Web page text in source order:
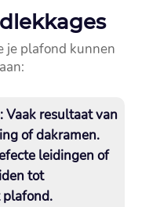
je plafond kunnen
Vaak resultaat van
of dakramen.​
leidingen of
tot